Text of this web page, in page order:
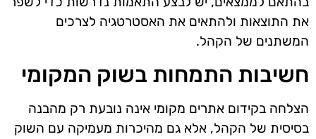
את התוצאות ולהתאים את האסטרטגיה לצרכים
המשתנים של הקהל.
חשיבות התמחות בשוק המקומי
הצלחה בקידום אתרים מקומי אינה נובעת רק מהבנה
בסיסית של הקהל, אלא גם מהיכרות מעמיקה עם השוק